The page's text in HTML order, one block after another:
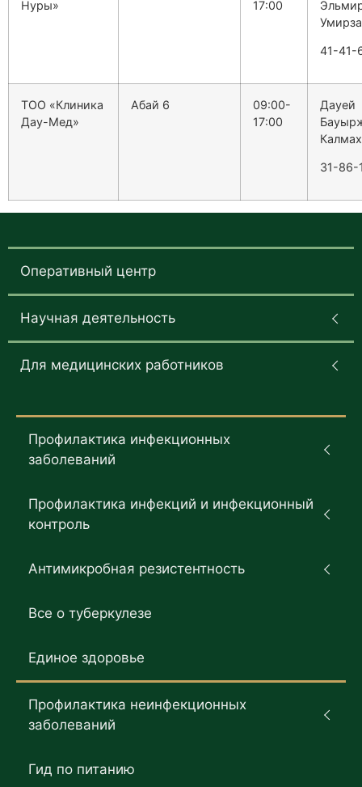
Нуры» 17:00
41-41-
ТОО «Клиника
Дау-Мед»
Абай 6
09:00-
17:00
Дауей
31-86-
Оперативный центр
Научная деятельность
Для медицинских работников
Профилактика инфекционных
заболеваний
Профилактика инфекций и инфекционный
контроль
Антимикробная резистентность
Все о туберкулезе
Единое здоровье
Профилактика неинфекционных
заболеваний
Гид по питанию